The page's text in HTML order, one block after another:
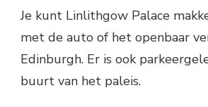
Je kunt Linlithgow Palace
met de auto of het openbaar
Edinburgh. Er is ook
buurt van het paleis.